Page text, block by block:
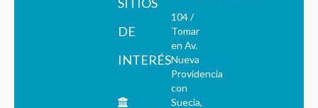
DE
INTERÉS
104 /
Tomar
en Av.
Nueva
Providencia
con
Suecia,